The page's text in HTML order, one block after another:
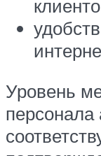
Уровень
персонала